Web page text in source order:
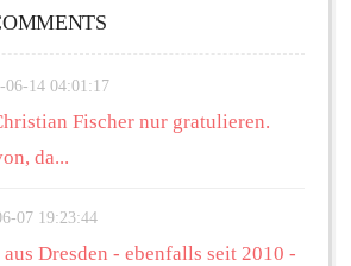
06-14 04:01:17
Fischer nur gratulieren.
da...
07 19:23:44
Dresden - ebenfalls seit 2010 -